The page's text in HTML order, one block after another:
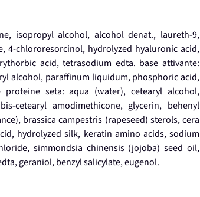
isopropyl alcohol, alcohol denat., laureth-9,
4-chlororesorcinol, hydrolyzed hyaluronic acid,
acid, tetrasodium edta. base attivante:
alcohol, paraffinum liquidum, phosphoric acid,
seta: aqua (water), cetearyl alcohol,
cetearyl amodimethicone, glycerin, behenyl
brassica campestris (rapeseed) sterols, cera
hydrolyzed silk, keratin amino acids, sodium
simmondsia chinensis (jojoba) seed oil,
geraniol, benzyl salicylate, eugenol.